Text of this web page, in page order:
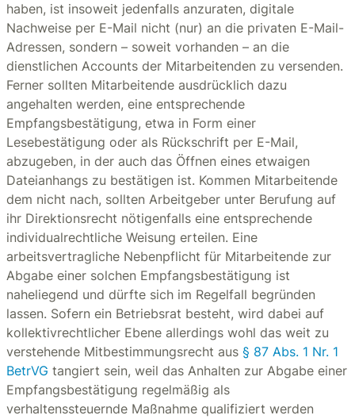
haben, ist insoweit jedenfalls anzuraten, digitale
Nachweise per E-Mail nicht (nur) an die privaten E-Mail-
Adressen, sondern – soweit vorhanden – an die
dienstlichen Accounts der Mitarbeitenden zu versenden.
Ferner sollten Mitarbeitende ausdrücklich dazu
angehalten werden, eine entsprechende
Empfangsbestätigung, etwa in Form einer
Lesebestätigung oder als Rückschrift per E-Mail,
abzugeben, in der auch das Öffnen eines etwaigen
Dateianhangs zu bestätigen ist. Kommen Mitarbeitende
dem nicht nach, sollten Arbeitgeber unter Berufung auf
ihr Direktionsrecht nötigenfalls eine entsprechende
individualrechtliche Weisung erteilen. Eine
arbeitsvertragliche Nebenpflicht für Mitarbeitende zur
Abgabe einer solchen Empfangsbestätigung ist
naheliegend und dürfte sich im Regelfall begründen
lassen. Sofern ein Betriebsrat besteht, wird dabei auf
kollektivrechtlicher Ebene allerdings wohl das weit zu
verstehende Mitbestimmungsrecht aus § 87 Abs. 1 Nr. 1
BetrVG tangiert sein, weil das Anhalten zur Abgabe einer
Empfangsbestätigung regelmäßig als
verhaltenssteuernde Maßnahme qualifiziert werden